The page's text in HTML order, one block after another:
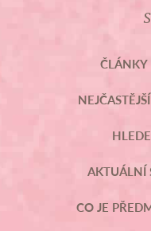
ČLÁNKY
AKTUÁLNÍ
CO JE